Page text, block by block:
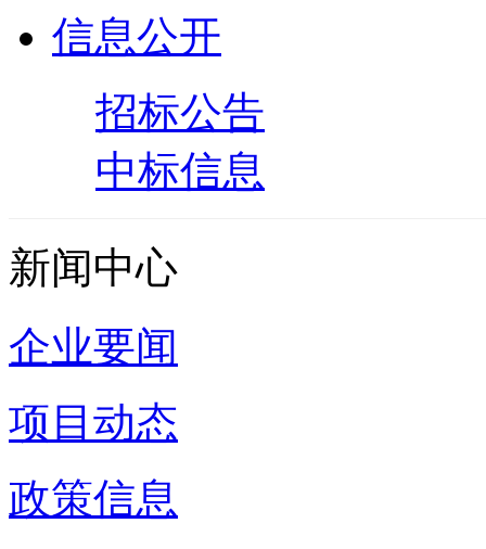
信息公开
招标公告
中标信息
新闻中心
企业要闻
项目动态
政策信息